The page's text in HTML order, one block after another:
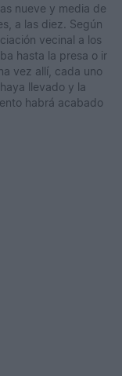
nueve y media de
a las diez. Según
vecinal a los
hasta la presa o ir
vez allí, cada uno
llevado y la
habrá acabado